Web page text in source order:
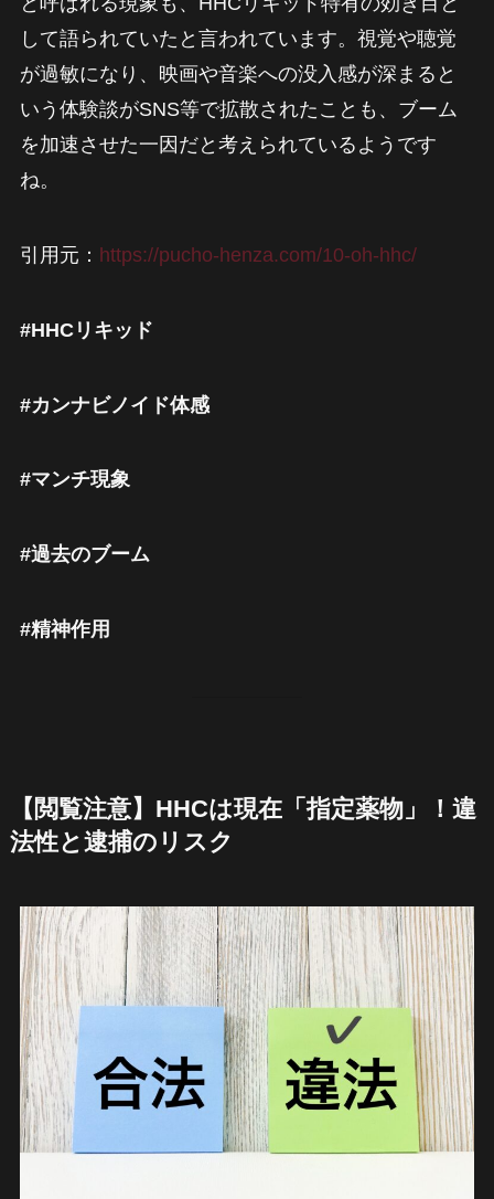
して語られていたと言われています。視覚や聴覚
が過敏になり、映画や音楽への没入感が深まると
いう体験談がSNS等で拡散されたことも、ブーム
を加速させた一因だと考えられているようです
ね。
引用元： https://pucho-henza.com/10-oh-hhc/
#HHCリキッド
#カンナビノイド体感
#マンチ現象
#過去のブーム
#精神作用
【閲覧注意】HHCは現在「指定薬物」！違
法性と逮捕のリスク